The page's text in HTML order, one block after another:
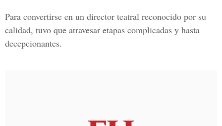
Para convertirse en un director teatral reconocido por su
calidad, tuvo que atravesar etapas complicadas y hasta
decepcionantes.